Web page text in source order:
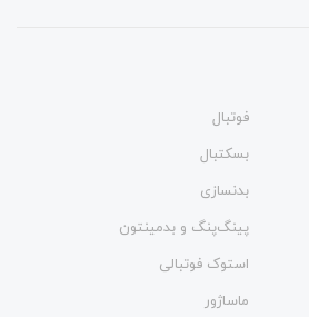
فوتبال
بسکتبال
بدنسازی
پینگ‌پنگ و بدمينتون
استوک فوتبالی
ماساژور